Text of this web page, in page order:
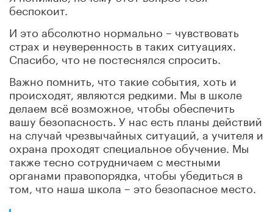
беспокоит.
И это абсолютно нормально – чувствовать
страх и неуверенность в таких ситуациях.
Спасибо, что не постеснялся спросить.
Важно помнить, что такие события, хоть и
происходят, являются редкими. Мы в школе
делаем всё возможное, чтобы обеспечить
вашу безопасность. У нас есть планы действий
на случай чрезвычайных ситуаций, а учителя и
охрана проходят специальное обучение. Мы
также тесно сотрудничаем с местными
органами правопорядка, чтобы убедиться в
том, что наша школа – это безопасное место.